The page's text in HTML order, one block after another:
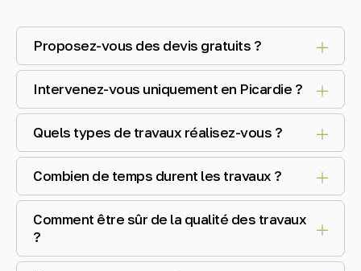
Proposez-vous des devis gratuits ?
Intervenez-vous uniquement en Picardie ?
Quels types de travaux réalisez-vous ?
Combien de temps durent les travaux ?
Comment être sûr de la qualité des travaux
?